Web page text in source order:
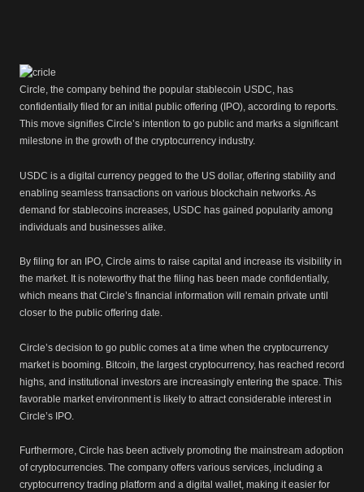
Circle, the company behind the popular stablecoin USDC, has
confidentially filed for an initial public offering (IPO), according to reports.
This move signifies Circle’s intention to go public and marks a significant
milestone in the growth of the cryptocurrency industry.
USDC is a digital currency pegged to the US dollar, offering stability and
enabling seamless transactions on various blockchain networks. As
demand for stablecoins increases, USDC has gained popularity among
individuals and businesses alike.
By filing for an IPO, Circle aims to raise capital and increase its visibility in
the market. It is noteworthy that the filing has been made confidentially,
which means that Circle’s financial information will remain private until
closer to the public offering date.
Circle’s decision to go public comes at a time when the cryptocurrency
market is booming. Bitcoin, the largest cryptocurrency, has reached record
highs, and institutional investors are increasingly entering the space. This
favorable market environment is likely to attract considerable interest in
Circle’s IPO.
Furthermore, Circle has been actively promoting the mainstream adoption
of cryptocurrencies. The company offers various services, including a
cryptocurrency trading platform and a digital wallet, making it easier for